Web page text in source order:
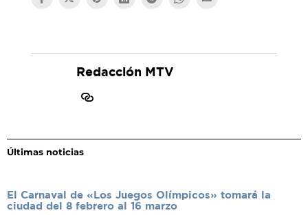
Redacción MTV
Últimas noticias
El Carnaval de «Los Juegos Olímpicos» tomará la
ciudad del 8 febrero al 16 marzo